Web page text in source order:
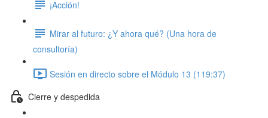
¡Acción!
Mirar al futuro: ¿Y ahora qué? (Una hora de
consultoría)
Sesión en directo sobre el Módulo 13 (119:37)
Cierre y despedida